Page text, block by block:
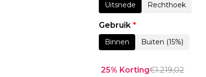
Uitsnede Rechthoek
Gebruik *
Binnen Buiten (15%)
25% Korting€1.219,02